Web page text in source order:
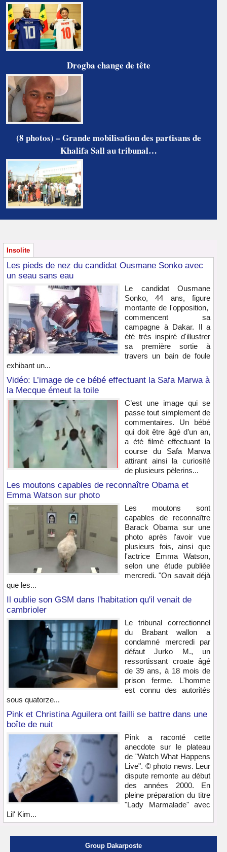
Drogba change de tête
(8 photos) – Grande mobilisation des partisans de
Khalifa Sall au tribunal…
Insolite
Les pieds de nez du candidat Ousmane Sonko avec
un seau sans eau
Le candidat Ousmane
Sonko, 44 ans, figure
montante de l'opposition,
commencent sa
campagne à Dakar. Il a
été très inspiré d'illustrer
sa première sortie à
travers un bain de foule
exhibant un...
Vidéo: L’image de ce bébé effectuant la Safa Marwa à
la Mecque émeut la toile
C’est une image qui se
passe tout simplement de
commentaires. Un bébé
qui doit être âgé d’un an,
a été filmé effectuant la
course du Safa Marwa
attirant ainsi la curiosité
de plusieurs pèlerins...
Les moutons capables de reconnaître Obama et
Emma Watson sur photo
Les moutons sont
capables de reconnaître
Barack Obama sur une
photo après l'avoir vue
plusieurs fois, ainsi que
l'actrice Emma Watson,
selon une étude publiée
mercredi. "On savait déjà
que les...
Il oublie son GSM dans l'habitation qu'il venait de
cambrioler
Le tribunal correctionnel
du Brabant wallon a
condamné mercredi par
défaut Jurko M., un
ressortissant croate âgé
de 39 ans, à 18 mois de
prison ferme. L'homme
est connu des autorités
sous quatorze...
Pink et Christina Aguilera ont failli se battre dans une
boîte de nuit
Pink a raconté cette
anecdote sur le plateau
de "Watch What Happens
Live". © photo news. Leur
dispute remonte au début
des années 2000. En
pleine préparation du titre
"Lady Marmalade" avec
Lil' Kim...
Group Dakarposte